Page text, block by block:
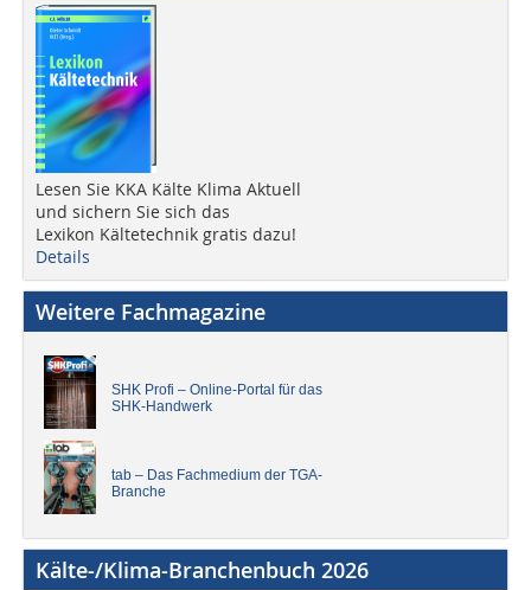
Lesen Sie KKA Kälte Klima Aktuell
und sichern Sie sich das
Lexikon Kältetechnik gratis dazu!
Details
Weitere Fachmagazine
SHK Profi – Online-Portal für das
SHK-Handwerk
tab – Das Fachmedium der TGA-
Branche
Kälte-/Klima-Branchenbuch 2026